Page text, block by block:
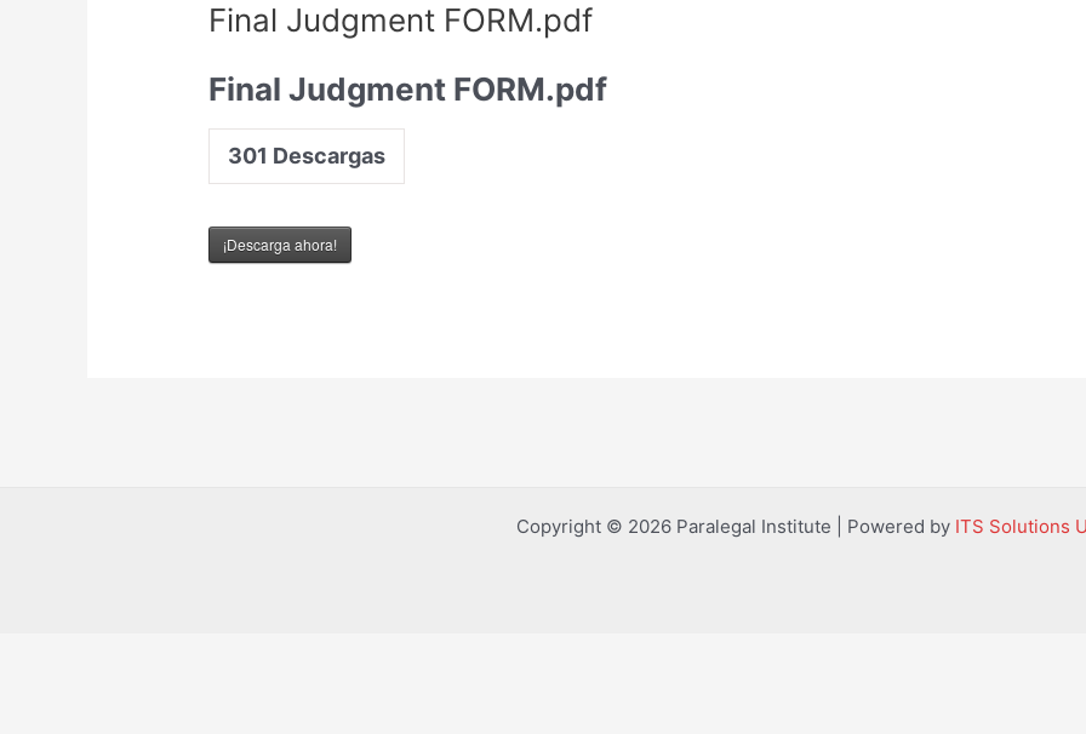
Final Judgment FORM.pdf
Final Judgment FORM.pdf
301 Descargas
¡Descarga ahora!
Copyright © 2026 Paralegal Institute | Powered by ITS Solutions